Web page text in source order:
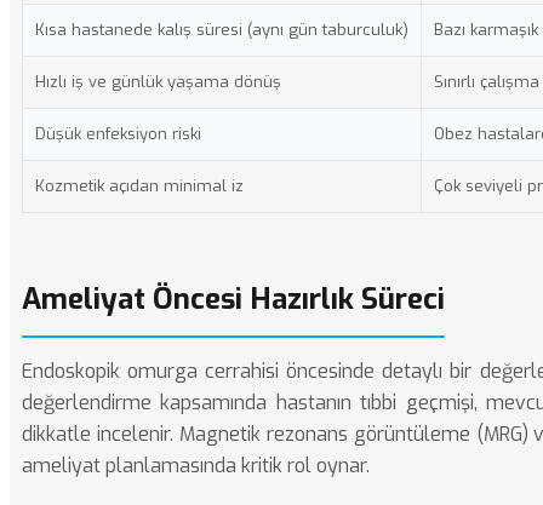
Kısa hastanede kalış süresi (aynı gün taburculuk) Bazı
Hızlı iş ve günlük yaşama dönüş Sınırlı
Düşük enfeksiyon riski Obez
Kozmetik açıdan minimal iz Çok seviyeli
Ameliyat Öncesi Hazırlık Süreci
Endoskopik omurga cerrahisi öncesinde detaylı bir
değerlendirme kapsamında hastanın tıbbi geçmişi,
dikkatle incelenir. Magnetik rezonans görüntüleme (MRG)
ameliyat planlamasında kritik rol oynar.